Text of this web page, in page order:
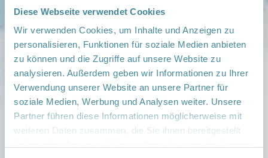
Diese Webseite verwendet Cookies
Wir verwenden Cookies, um Inhalte und Anzeigen zu
personalisieren, Funktionen für soziale Medien anbieten
zu können und die Zugriffe auf unsere Website zu
analysieren. Außerdem geben wir Informationen zu Ihrer
Verwendung unserer Website an unsere Partner für
soziale Medien, Werbung und Analysen weiter. Unsere
Partner führen diese Informationen möglicherweise mit
weiteren Daten zusammen, die Sie ihnen bereitgestellt
Veranstaltungsort:
Im Jugendclub, Bahnstraße 1a, 16348 Basdorf
› auf Google Maps anzeigen
Weitere Infos:
› Zum Regionalnetzwerk ...